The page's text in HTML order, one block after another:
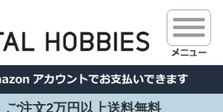
ご注文2万円以上送料無料